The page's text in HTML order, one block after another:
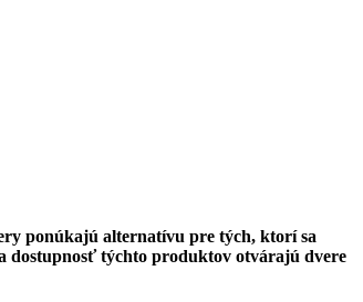
ponúkajú alternatívu pre tých, ktorí sa
dostupnosť týchto produktov otvárajú dvere